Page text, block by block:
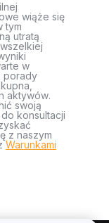
wiąże się
tym
utratą
w
porady
aktywów.
swoją
konsultacji
z naszym
Warunkami